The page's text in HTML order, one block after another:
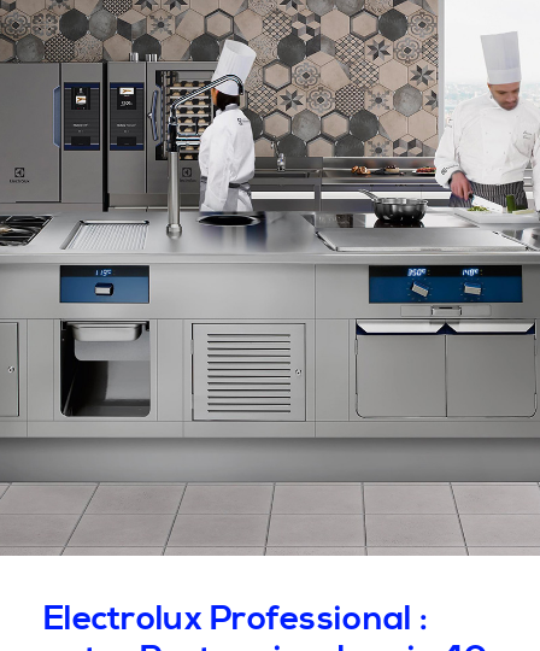
Electrolux Professional :